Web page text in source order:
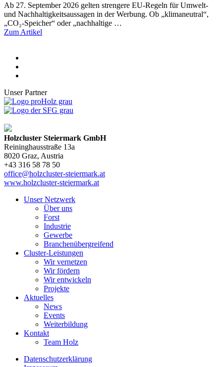
Ab 27. September 2026 gelten strengere EU-Regeln für Umwelt-
und Nachhaltigkeitsaussagen in der Werbung. Ob „klimaneutral“,
„CO₂-Speicher“ oder „nachhaltige …
Zum Artikel
Unser Partner
Holzcluster Steiermark GmbH
Reininghausstraße 13a
8020 Graz, Austria
+43 316 58 78 50
office@holzcluster-steiermark.at
www.holzcluster-steiermark.at
Unser Netzwerk
Über uns
Forst
Industrie
Gewerbe
Branchenübergreifend
Cluster-Leistungen
Wir vernetzen
Wir fördern
Wir entwickeln
Projekte
Aktuelles
News
Events
Weiterbildung
Kontakt
Team Holz
Datenschutzerklärung